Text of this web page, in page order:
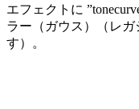
エフェクトに
ラー（ガウス）（レガ
す）。